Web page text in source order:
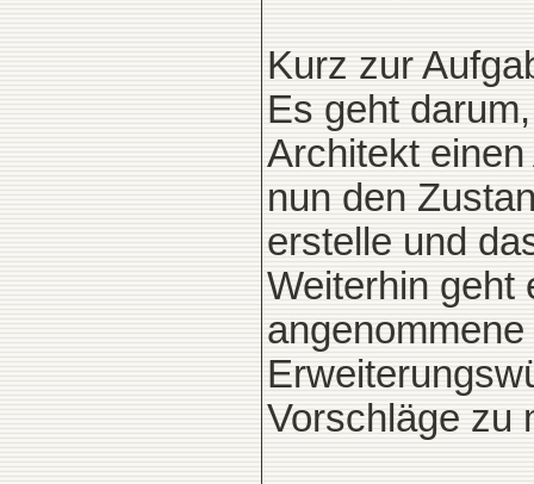
Kurz zur
Es geht
Architekt
nun den
erstelle und
Weiterhin geht
Vorschläge zu